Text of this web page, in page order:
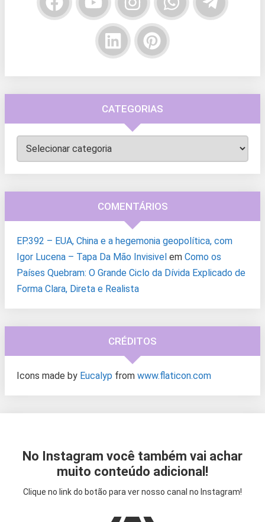
CATEGORIAS
Categorias
COMENTÁRIOS
EP.392 – EUA, China e a hegemonia geopolítica, com
Igor Lucena – Tapa Da Mão Invisivel em Como os
Países Quebram: O Grande Ciclo da Dívida Explicado de
Forma Clara, Direta e Realista
CRÉDITOS
Icons made by Eucalyp from www.flaticon.com
No Instagram você também vai achar
muito conteúdo adicional!
Clique no link do botão para ver nosso canal no Instagram!